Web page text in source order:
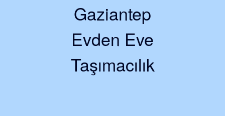
Gaziantep
Evden Eve
Taşımacılık